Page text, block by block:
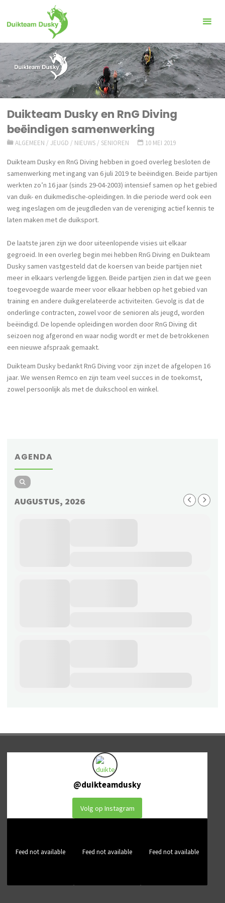
de
Duikteam Dusky en RnG Diving
beëindigen samenwerking
ALGEMEEN / JEUGD / NIEUWS / SENIOREN 10 MEI 2019
Duikteam Dusky en RnG Diving hebben in goed overleg besloten de
samenwerking met ingang van 6 juli 2019 te beëindigen. Beide partijen
werkten zo’n 16 jaar (sinds 29-04-2003) intensief samen op het gebied
van duik- en duikmedische-opleidingen. In die periode werd ook een
weg ingeslagen om de jeugdleden van de vereniging actief kennis te
laten maken met de duiksport.
De laatste jaren zijn we door uiteenlopende visies uit elkaar
gegroeid. In een overleg begin mei hebben RnG Diving en Duikteam
Dusky samen vastgesteld dat de koersen van beide partijen niet
meer in elkaars verlengde liggen. Beide partijen zien in dat we geen
toegevoegde waarde meer voor elkaar hebben op het gebied van
training en andere duikgerelateerde activiteiten. Gevolg is dat de
onderlinge contracten, zowel voor de senioren als jeugd, worden
beëindigd. De lopende opleidingen worden door RnG Diving dit
seizoen nog afgerond en waar nodig wordt er met de betrokkenen
een nieuwe afspraak gemaakt.
Duikteam Dusky bedankt RnG Diving voor zijn inzet de afgelopen 16
jaar. We wensen Remco en zijn team veel succes in de toekomst,
zowel persoonlijk als met de duikschool en winkel.
AGENDA
AUGUSTUS, 2026
@duikteamdusky
Volg op Instagram
Feed not available Feed not available Feed not available